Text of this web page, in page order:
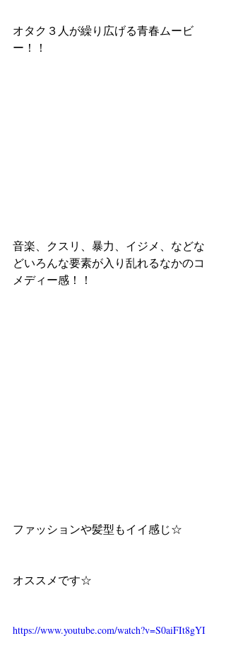
オタク３人が繰り広げる青春ムービ
ー！！
音楽、クスリ、暴力、イジメ、などな
どいろんな要素が入り乱れるなかのコ
メディー感！！
ファッションや髪型もイイ感じ☆
オススメです☆
https://www.youtube.com/watch?v=S0aiFIt8gYI